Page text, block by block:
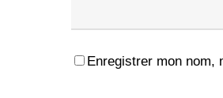
Enregistrer mon nom,